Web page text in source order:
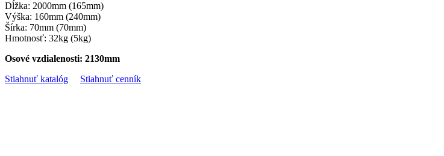
Dĺžka: 2000mm (165mm)
Výška: 160mm (240mm)
Šírka: 70mm (70mm)
Hmotnosť: 32kg (5kg)
Osové vzdialenosti: 2130mm
Stiahnuť katalóg
Stiahnuť cenník